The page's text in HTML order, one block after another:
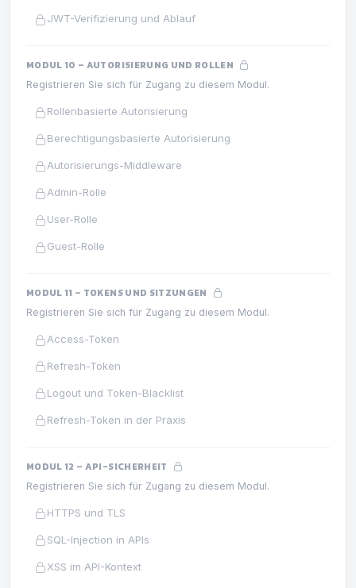
JWT-Verifizierung und Ablauf
MODUL 10 – AUTORISIERUNG UND ROLLEN
Registrieren Sie sich für Zugang zu diesem Modul.
Rollenbasierte Autorisierung
Berechtigungsbasierte Autorisierung
Autorisierungs-Middleware
Admin-Rolle
User-Rolle
Guest-Rolle
MODUL 11 – TOKENS UND SITZUNGEN
Registrieren Sie sich für Zugang zu diesem Modul.
Access-Token
Refresh-Token
Logout und Token-Blacklist
Refresh-Token in der Praxis
MODUL 12 – API-SICHERHEIT
Registrieren Sie sich für Zugang zu diesem Modul.
HTTPS und TLS
SQL-Injection in APIs
XSS im API-Kontext